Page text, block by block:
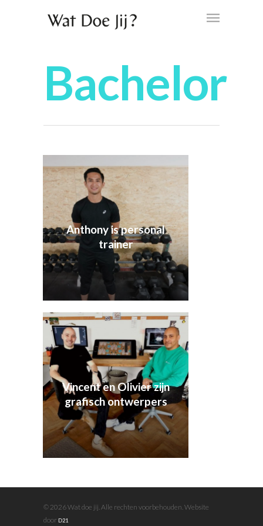
Bachelor
Anthony is personal
trainer
Vincent en Olivier zijn
grafisch ontwerpers
© 2026 Wat doe jij. Alle rechten voorbehouden. Website
doorD21